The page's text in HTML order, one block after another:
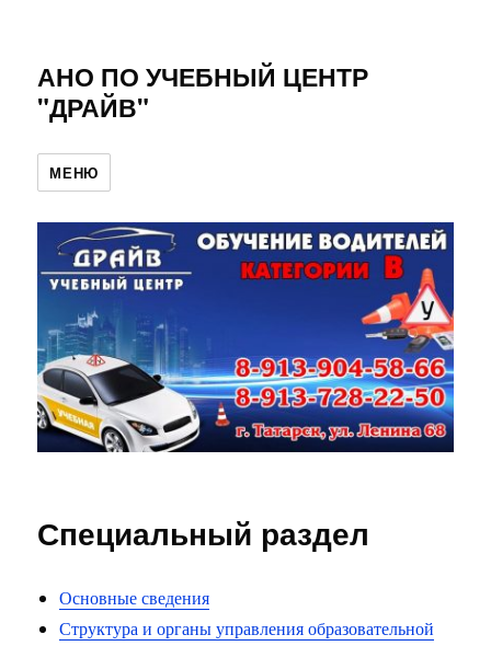
АНО ПО УЧЕБНЫЙ ЦЕНТР
"ДРАЙВ"
МЕНЮ
Специальный раздел
Основные сведения
Структура и органы управления образовательной